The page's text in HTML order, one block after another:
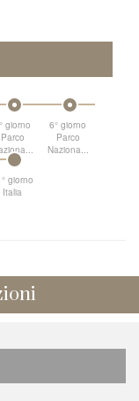
giorno
Parco
6° giorno
Parco
Naziona...
giorno
Italia